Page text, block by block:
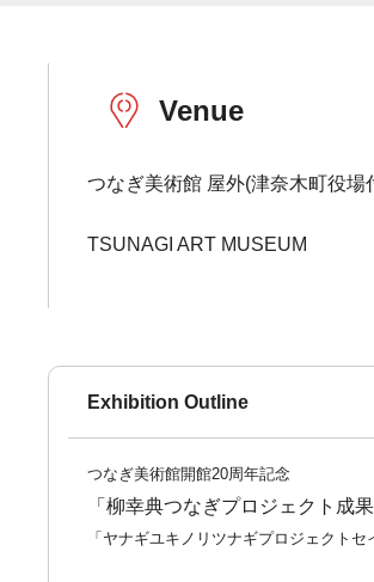
Venue
つなぎ美術館 屋外(津奈木町役場
TSUNAGI ART MUSEUM
Exhibition Outline
つなぎ美術館開館20周年記念
「柳幸典つなぎプロジェクト成
「ヤナギユキノリツナギプロジェクト